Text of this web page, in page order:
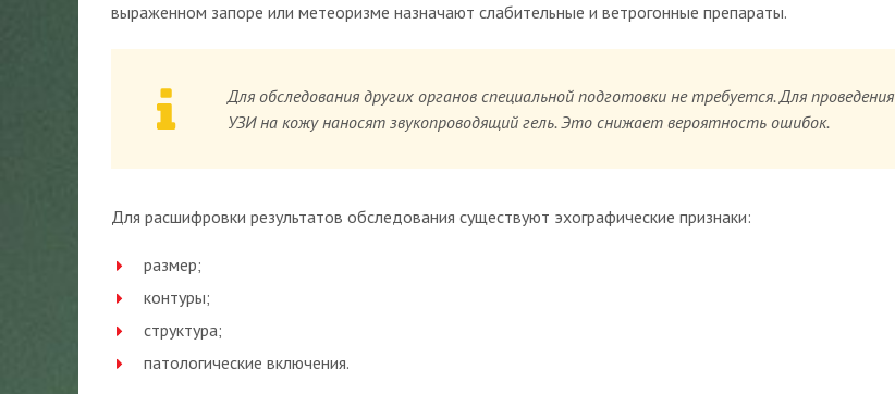
выраженном запоре или метеоризме назначают слабительные и ветрогонные препараты.
Для обследования других органов специальной подготовки не требуется. Для проведения
УЗИ на кожу наносят звукопроводящий гель. Это снижает вероятность ошибок.
Для расшифровки результатов обследования существуют эхографические признаки:
размер;
контуры;
структура;
патологические включения.